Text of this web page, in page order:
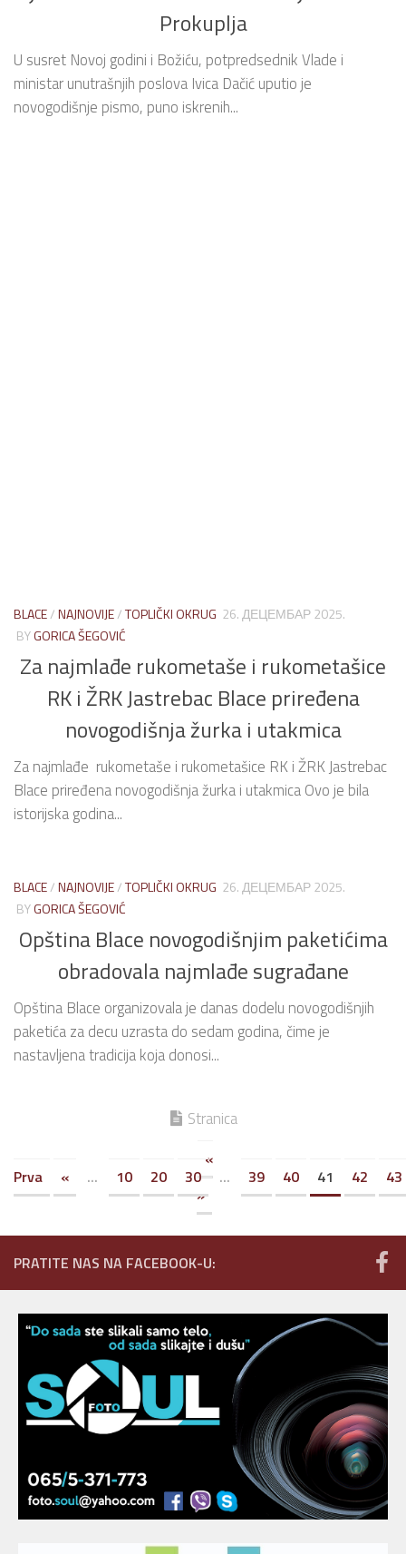
Prokuplja
U susret Novoj godini i Božiću, potpredsednik Vlade i
ministar unutrašnjih poslova Ivica Dačić uputio je
novogodišnje pismo, puno iskrenih...
BLACE/NAJNOVIJE/TOPLIČKI OKRUG 26. ДЕЦЕМБАР 2025.
BYGORICA ŠEGOVIĆ
Za najmlađe rukometaše i rukometašice
RK i ŽRK Jastrebac Blace priređena
novogodišnja žurka i utakmica
Za najmlađe rukometaše i rukometašice RK i ŽRK Jastrebac
Blace priređena novogodišnja žurka i utakmica Ovo je bila
istorijska godina...
BLACE/NAJNOVIJE/TOPLIČKI OKRUG 26. ДЕЦЕМБАР 2025.
BYGORICA ŠEGOVIĆ
Opština Blace novogodišnjim paketićima
obradovala najmlađe sugrađane
Opština Blace organizovala je danas dodelu novogodišnjih
paketića za decu uzrasta do sedam godina, čime je
nastavljena tradicija koja donosi...
Stranica
«
Prva
« ... 10 20 30 ... 39 40 41 42
43
»
PRATITE NAS NA FACEBOOK-U: